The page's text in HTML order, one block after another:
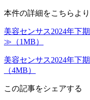
本件の詳細をこちらよ
美容センサス2024年下
≫（1MB）
美容センサス2024年下
（4MB）
この記事をシェアする